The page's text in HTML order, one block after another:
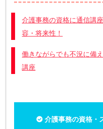
介護事務の資格に通信講
容・将来性！
働きながらでも不況に備
講座
介護事務の資格・